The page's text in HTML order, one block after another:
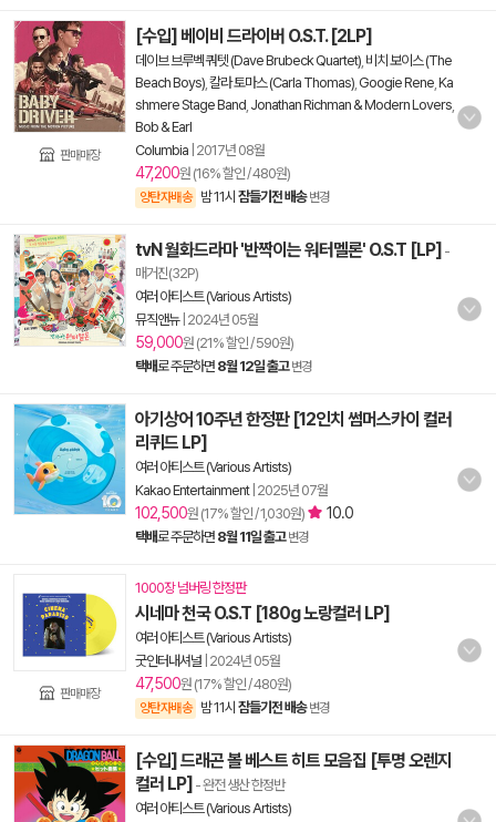
판매매장
[수입] 베이비 드라이버 O.S.T. [2LP]
데이브 브루벡 쿼텟 (Dave Brubeck Quartet) 비치 보이스 (The
Beach Boys) 칼라 토마스 (Carla Thomas) Googie Rene Ka
shmere Stage Band Jonathan Richman & Modern Lovers
Bob & Earl
Columbia 2017년 08월
47,200원 (16% 할인 / 480원)
양탄자배송 밤 11시 잠들기전 배송 변경
tvN 월화드라마 '반짝이는 워터멜론' O.S.T [LP] -
매거진(32P)
여러 아티스트 (Various Artists)
뮤직앤뉴| 2024년 05월
59,000원 (21% 할인 / 590원)
택배로 주문하면 8월 12일 출고 변경
아기상어 10주년 한정판 [12인치 썸머스카이 컬러
리퀴드 LP]
여러 아티스트 (Various Artists)
Kakao Entertainment| 2025년 07월
102,500원 (17% 할인 / 1,030원) 10.0
택배로 주문하면 8월 11일 출고 변경
판매매장
1000장 넘버링 한정판
시네마 천국 O.S.T [180g 노랑컬러 LP]
여러 아티스트 (Various Artists)
굿인터내셔널 2024년 05월
47,500원 (17% 할인 / 480원)
양탄자배송 밤 11시 잠들기전 배송 변경
[수입] 드래곤 볼 베스트 히트 모음집 [투명 오렌지
컬러 LP] - 완전 생산 한정반
여러 아티스트 (Various Artists)